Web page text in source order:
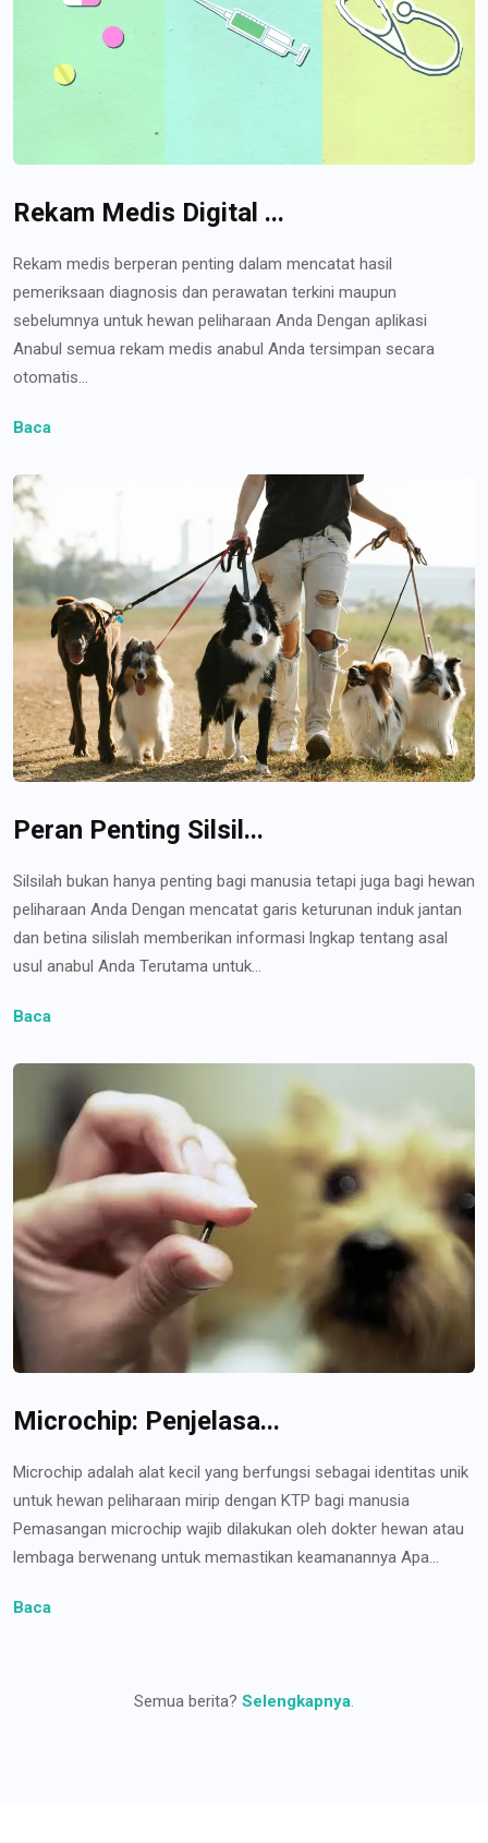
Rekam Medis Digital ...
Rekam medis berperan penting dalam mencatat hasil
pemeriksaan diagnosis dan perawatan terkini maupun
sebelumnya untuk hewan peliharaan Anda Dengan aplikasi
Anabul semua rekam medis anabul Anda tersimpan secara
otomatis...
Baca
Peran Penting Silsil...
Silsilah bukan hanya penting bagi manusia tetapi juga bagi hewan
peliharaan Anda Dengan mencatat garis keturunan induk jantan
dan betina silislah memberikan informasi lngkap tentang asal
usul anabul Anda Terutama untuk...
Baca
Microchip: Penjelasa...
Microchip adalah alat kecil yang berfungsi sebagai identitas unik
untuk hewan peliharaan mirip dengan KTP bagi manusia
Pemasangan microchip wajib dilakukan oleh dokter hewan atau
lembaga berwenang untuk memastikan keamanannya Apa...
Baca
Semua berita? Selengkapnya